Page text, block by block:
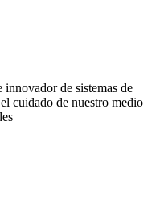
de sistemas de
cuidado de nuestro medio